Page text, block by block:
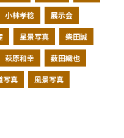
小林孝稔 展示会
星景写真 柴田誠
萩原和幸 薮田織也
写真 風景写真